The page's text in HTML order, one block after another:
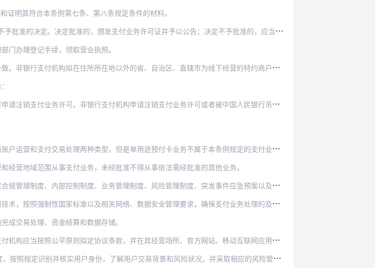
明其符合本条例第七条、第八条规定条件的材料。
。决定批准的，颁发支付业务许可证并予以公告；决定不予批准的，应当书面通知申请人并说明理由。
门办理登记手续，领取营业执照。
构拟在住所所在地以外的省、自治区、直辖市为线下经营的特约商户提供支付服务的，应当按照规定设立分…
许可。非银行支付机构申请注销支付业务许可或者被中国人民银行吊销支付业务许可证、撤销支付业务许可…
运营和支付交易处理两种类型，但是单用途预付卡业务不属于本条例规定的支付业务。
经营地域范围从事支付业务，未经批准不得从事依法需经批准的其他业务。
度、内部控制制度、业务管理制度、风险管理制度、突发事件应急预案以及用户权益保障机制。
国家标准以及相关网络、数据安全管理要求，确保支付业务处理的及时性、准确性和支付业务的连续性、安…
成交易处理、资金结算和数据存储。
照公平原则拟定协议条款，并在其经营场所、官方网站、移动互联网应用程序等的显著位置予以公示。
规定识别并核实用户身份，了解用户交易背景和风险状况，并采取相应的风险管理措施。